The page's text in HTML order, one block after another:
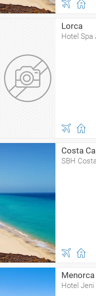
Lorca
Hotel Spa
Costa
SBH
Menorca
Hotel